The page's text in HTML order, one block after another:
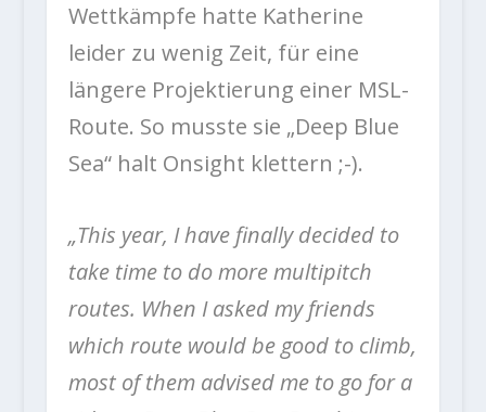
Wettkämpfe hatte Katherine
leider zu wenig Zeit, für eine
längere Projektierung einer MSL-
Route. So musste sie „Deep Blue
Sea“ halt Onsight klettern ;-).
„This year, I have finally decided to
take time to do more multipitch
routes. When I asked my friends
which route would be good to climb,
most of them advised me to go for a